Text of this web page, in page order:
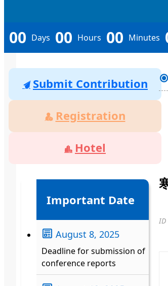
00 Days 00 Hours 00 Minutes
Submit Contribution
Registration
Hotel
Important Date
August 8, 2025
Deadline for submission of
conference reports
ID